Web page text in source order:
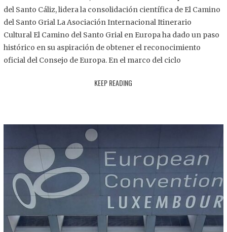
2
2
del Santo Cáliz, lidera la consolidación científica de El Camino
del Santo Grial La Asociación Internacional Itinerario
Cultural El Camino del Santo Grial en Europa ha dado un paso
histórico en su aspiración de obtener el reconocimiento
oficial del Consejo de Europa. En el marco del ciclo
KEEP READING